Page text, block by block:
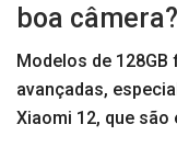
boa câmera?
Modelos de
avançadas,
Xiaomi 12, que